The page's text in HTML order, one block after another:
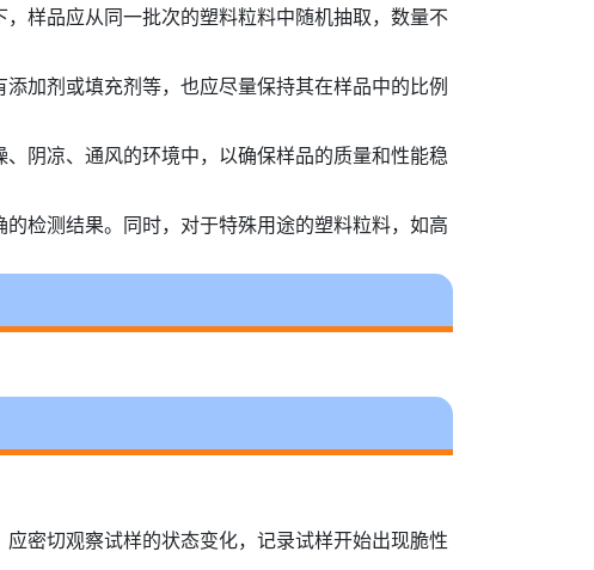
样品应从同一批次的塑料粒料中随机抽取，数量不
加剂或填充剂等，也应尽量保持其在样品中的比例
阴凉、通风的环境中，以确保样品的质量和性能稳
检测结果。同时，对于特殊用途的塑料粒料，如高
密切观察试样的状态变化，记录试样开始出现脆性